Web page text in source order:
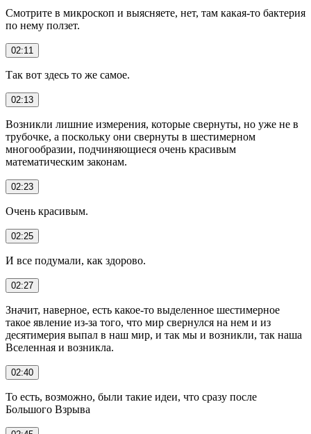
Смотрите в микроскоп и выясняете, нет, там какая-то бактерия
по нему ползет.
02:11
Так вот здесь то же самое.
02:13
Возникли лишние измерения, которые свернуты, но уже не в
трубочке, а поскольку они свернуты в шестимерном
многообразии, подчиняющиеся очень красивым
математическим законам.
02:23
Очень красивым.
02:25
И все подумали, как здорово.
02:27
Значит, наверное, есть какое-то выделенное шестимерное
такое явление из-за того, что мир свернулся на нем и из
десятимерия выпал в наш мир, и так мы и возникли, так наша
Вселенная и возникла.
02:40
То есть, возможно, были такие идеи, что сразу после
Большого Взрыва